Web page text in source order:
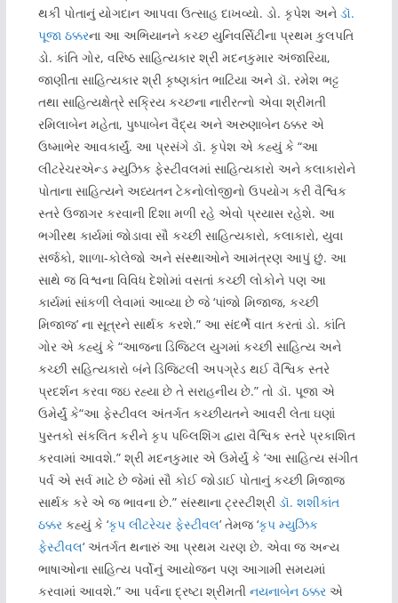
થકી પોતાનું યોગદાન આપવા ઉત્સાહ દાખવ્યો. ડો. કૃપેશ અને ડૉ.
પૂજા ઠક્કરના આ અભિયાનને કચ્છ યુનિવર્સિટીના પ્રથમ કુલપતિ
ડો. કાંતિ ગોર, વરિષ્ઠ સાહિત્યકાર શ્રી મદનકુમાર અંજારિયા,
જાણીતા સાહિત્યકાર શ્રી કૃષ્ણકાંત ભાટિયા અને ડૉ. રમેશ ભટ્ટ
તથા સાહિત્યક્ષેત્રે સક્રિય કચ્છના નારીરત્નો એવા શ્રીમતી
રમિલાબેન મહેતા, પુષ્પાબેન વૈદ્ય અને અરુણાબેન ઠક્કર એ
ઉષ્માભેર આવકાર્યું. આ પ્રસંગે ડૉ. કૃપેશ એ કહ્યું કે “આ
લીટરેચરએન્ડ મ્યુઝિક ફેસ્ટીવલમાં સાહિત્યકારો અને કલાકારોને
પોતાના સાહિત્યને અધ્યતન ટેકનોલોજીનો ઉપયોગ કરી વૈશ્વિક
સ્તરે ઉજાગર કરવાની દિશા મળી રહે એવો પ્રયાસ રહેશે. આ
ભગીરથ કાર્યમાં જોડાવા સૌ કચ્છી સાહિત્યકારો, કલાકારો, યુવા
સર્જકો, શાળા-કોલેજો અને સંસ્થાઓને આમંત્રણ આપું છું. આ
સાથે જ વિશ્વના વિવિધ દેશોમાં વસતાં કચ્છી લોકોને પણ આ
કાર્યમાં સાંકળી લેવામાં આવ્યા છે જે ‘પાંજો મિજાજ, કચ્છી
મિજાજ’ ના સૂત્રને સાર્થક કરશે.” આ સંદર્ભે વાત કરતાં ડો. કાંતિ
ગોર એ કહ્યું કે “આજના ડિજિટલ યુગમાં કચ્છી સાહિત્ય અને
કચ્છી સહિત્યકારો બંને ડિજિટલી અપગ્રેડ થઈ વૈશ્વિક સ્તરે
પ્રદર્શન કરવા જઇ રહ્યા છે તે સરાહનીય છે.” તો ડૉ. પૂજા એ
ઉમેર્યું કે“આ ફેસ્ટીવલ અંતર્ગત કચ્છીયતને આવરી લેતા ઘણાં
પુસ્તકો સંકલિત કરીને કૃપ પબ્લિશિંગ દ્વારા વૈશ્વિક સ્તરે પ્રકાશિત
કરવામાં આવશે.” શ્રી મદનકુમાર એ ઉમેર્યું કે ‘આ સાહિત્ય સંગીત
પર્વ એ સર્વ માટે છે જેમાં સૌ કોઈ જોડાઈ પોતાનું કચ્છી મિજાજ
સાર્થક કરે એ જ ભાવના છે.” સંસ્થાના ટ્રસ્ટીશ્રી ડૉ. શશીકાંત
ઠક્કર કહ્યું કે ‘કૃપ લીટરેચર ફેસ્ટીવલ’ તેમજ ‘કૃપ મ્યુઝિક
ફેસ્ટીવલ‘ અંતર્ગત થનારું આ પ્રથમ ચરણ છે. એવા જ અન્ય
ભાષાઓના સાહિત્ય પર્વોનું આયોજન પણ આગામી સમયમાં
કરવામાં આવશે.” આ પર્વના દ્રષ્ટા શ્રીમતી નયનાબેન ઠક્કર એ